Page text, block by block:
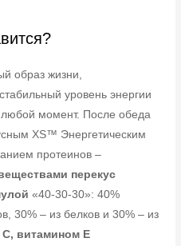
образ жизни,
уровень энергии
момент. После обеда
XS™ Энергетическим
протеинов –
перекус
«40-30-30»: 40%
30% – из белков и 30% – из
витамином E